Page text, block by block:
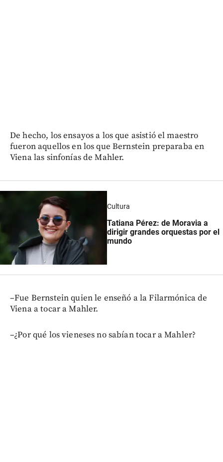
De hecho, los ensayos a los que asistió el maestro
fueron aquellos en los que Bernstein preparaba en
Viena las sinfonías de Mahler.
Cultura
Tatiana Pérez: de Moravia a
dirigir grandes orquestas por el
mundo
–Fue Bernstein quien le enseñó a la Filarmónica de
Viena a tocar a Mahler.
–¿Por qué los vieneses no sabían tocar a Mahler?